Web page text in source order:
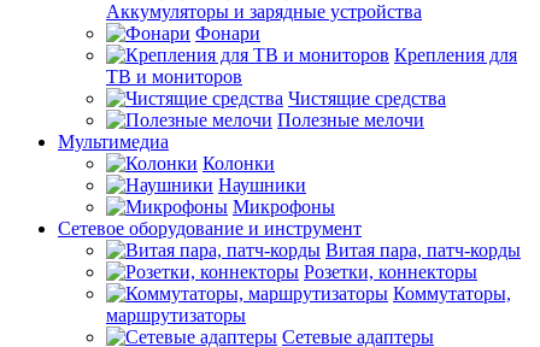
Аккумуляторы и зарядные устройства
Фонари
Крепления для
ТВ и мониторов
Чистящие средства
Полезные мелочи
Мультимедиа
Колонки
Наушники
Микрофоны
Сетевое оборудование и инструмент
Витая пара, патч-корды
Розетки, коннекторы
Коммутаторы,
маршрутизаторы
Сетевые адаптеры